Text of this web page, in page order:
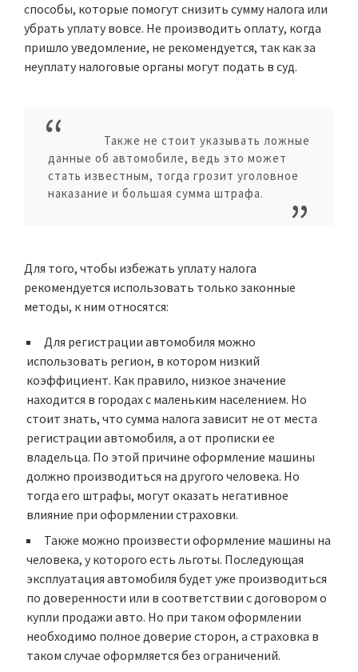
способы, которые помогут снизить сумму налога или
убрать уплату вовсе. Не производить оплату, когда
пришло уведомление, не рекомендуется, так как за
неуплату налоговые органы могут подать в суд.
Также не стоит указывать ложные
данные об автомобиле, ведь это может
стать известным, тогда грозит уголовное
наказание и большая сумма штрафа.
Для того, чтобы избежать уплату налога
рекомендуется использовать только законные
методы, к ним относятся:
Для регистрации автомобиля можно
использовать регион, в котором низкий
коэффициент. Как правило, низкое значение
находится в городах с маленьким населением. Но
стоит знать, что сумма налога зависит не от места
регистрации автомобиля, а от прописки ее
владельца. По этой причине оформление машины
должно производиться на другого человека. Но
тогда его штрафы, могут оказать негативное
влияние при оформлении страховки.
Также можно произвести оформление машины на
человека, у которого есть льготы. Последующая
эксплуатация автомобиля будет уже производиться
по доверенности или в соответствии с договором о
купли продажи авто. Но при таком оформлении
необходимо полное доверие сторон, а страховка в
таком случае оформляется без ограничений.